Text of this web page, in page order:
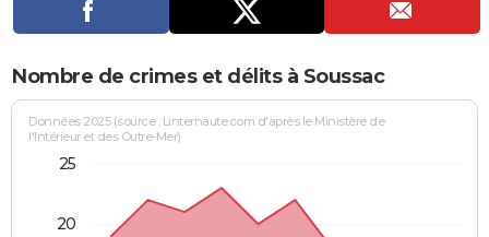
Se connecter
Entreprises
Service militaire
Avis de recherche
AVIS DE DÉCÈS
Bricolage
Lifestyle
Culture
Sport
Auto
Television
Voyage
Cinema
Nombre de crimes et délits à Soussac
Données 2025 (source : Linternaute.com d'après le Ministère de
l'Intérieur et des Outre-Mer)
20
25